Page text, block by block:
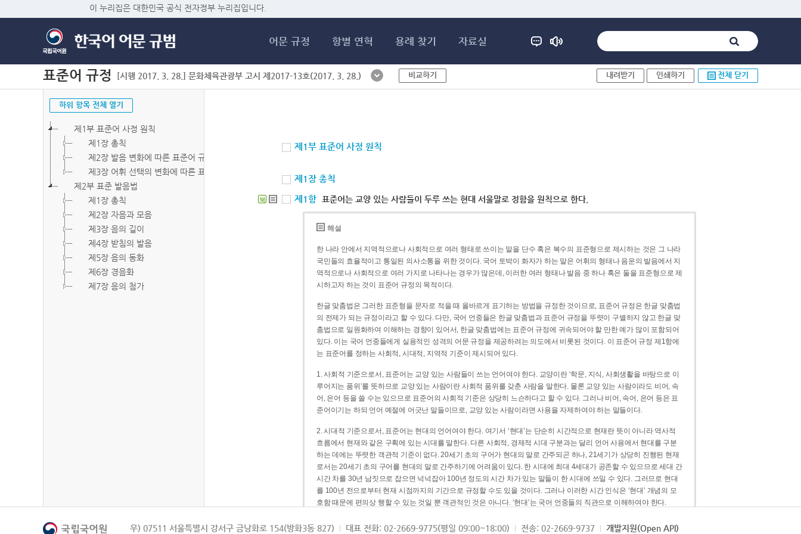
이 누리집은 대한민국 공식 전자정부 누리집입니다.
어문 규정 항별 연혁 용례 찾기 자료실
표준어 규정 [시행 2017. 3. 28.] 문화체육관광부 고시 제2017-13호(2017. 3. 28.) 비교하기 내려받기 인쇄하기 전체 닫기
하위 항목 전체 열기
제1부 표준어 사정 원칙
제1장 총칙
제2장 발음 변화에 따른 표준어 규정
제3장 어휘 선택의 변화에 따른 표준어 규정
제2부 표준 발음법
제1장 총칙
제2장 자음과 모음
제3장 음의 길이
제4장 받침의 발음
제5장 음의 동화
제6장 경음화
제7장 음의 첨가
제1부 표준어 사정 원칙
제1장 총칙
북 제1항 표준어는 교양 있는 사람들이 두루 쓰는 현대 서울말로 정함을 원칙으로 한다.
해설
한 나라 안에서 지역적으로나 사회적으로 여러 형태로 쓰이는 말을 단수 혹은 복수의 표준형으로 제시하는 것은 그 나라
국민들의 효율적이고 통일된 의사소통을 위한 것이다. 국어 토박이 화자가 하는 말은 어휘의 형태나 음운의 발음에서 지
역적으로나 사회적으로 여러 가지로 나타나는 경우가 많은데, 이러한 여러 형태나 발음 중 하나 혹은 둘을 표준형으로 제
시하고자 하는 것이 표준어 규정의 목적이다.
한글 맞춤법은 그러한 표준형을 문자로 적을 때 올바르게 표기하는 방법을 규정한 것이므로, 표준어 규정은 한글 맞춤법
의 전제가 되는 규정이라고 할 수 있다. 다만, 국어 언중들은 한글 맞춤법과 표준어 규정을 뚜렷이 구별하지 않고 한글 맞
춤법으로 일원화하여 이해하는 경향이 있어서, 한글 맞춤법에는 표준어 규정에 귀속되어야 할 만한 예가 많이 포함되어
있다. 이는 국어 언중들에게 실용적인 성격의 어문 규정을 제공하려는 의도에서 비롯된 것이다. 이 표준어 규정 제1항에
는 표준어를 정하는 사회적, 시대적, 지역적 기준이 제시되어 있다.
1. 사회적 기준으로서, 표준어는 교양 있는 사람들이 쓰는 언어여야 한다. 교양이란 ‘학문, 지식, 사회생활을 바탕으로 이
루어지는 품위’를 뜻하므로 교양 있는 사람이란 사회적 품위를 갖춘 사람을 말한다. 물론 교양 있는 사람이라도 비어, 속
어, 은어 등을 쓸 수는 있으므로 표준어의 사회적 기준은 상당히 느슨하다고 할 수 있다. 그러나 비어, 속어, 은어 등은 표
준어이기는 하되 언어 예절에 어긋난 말들이므로, 교양 있는 사람이라면 사용을 자제하여야 하는 말들이다.
2. 시대적 기준으로서, 표준어는 현대의 언어여야 한다. 여기서 ‘현대’는 단순히 시간적으로 현재란 뜻이 아니라 역사적
흐름에서 현재와 같은 구획에 있는 시대를 말한다. 다른 사회적, 경제적 시대 구분과는 달리 언어 사용에서 현대를 구분
하는 데에는 뚜렷한 객관적 기준이 없다. 20세기 초의 구어가 현대의 말로 간주되곤 하나, 21세기가 상당히 진행된 현재
로서는 20세기 초의 구어를 현대의 말로 간주하기에 어려움이 있다. 한 시대에 최대 4세대가 공존할 수 있으므로 세대 간
시간 차를 30년 남짓으로 잡으면 넉넉잡아 100년 정도의 시간 차가 있는 말들이 한 시대에 쓰일 수 있다. 그러므로 현대
를 100년 전으로부터 현재 시점까지의 기간으로 규정할 수도 있을 것이다. 그러나 이러한 시간 인식은 ‘현대’ 개념의 모
호함 때문에 편의상 행할 수 있는 것일 뿐 객관적인 것은 아니다. ‘현대’는 국어 언중들의 직관으로 이해하여야 한다.
3. 지역적 기준으로서, 표준어는 서울말이어야 한다. 이는 표준어의 공용어적 성격을 가장 크게 드러내 주는 기준이다.
우) 07511 서울특별시 강서구 금낭화로 154(방화3동 827) 대표 전화: 02-2669-9775(평일 09:00~18:00) 전송: 02-2669-9737 개발지원(Open API)